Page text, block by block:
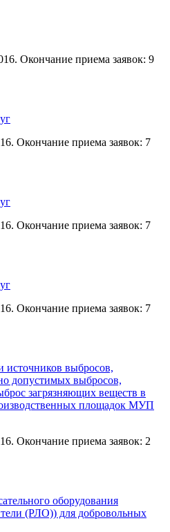
Окончание приема заявок: 9
Окончание приема заявок: 7
Окончание приема заявок: 7
Окончание приема заявок: 7
источников выбросов,
допустимых выбросов,
загрязняющих веществ в
площадок МУП
Окончание приема заявок: 2
оборудования
(РЛО)) для добровольных